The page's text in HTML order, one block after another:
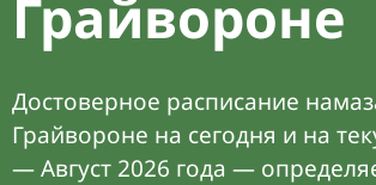
Грайвороне
Достоверное расписание
Грайвороне на сегодня и на
— Август 2026 года —